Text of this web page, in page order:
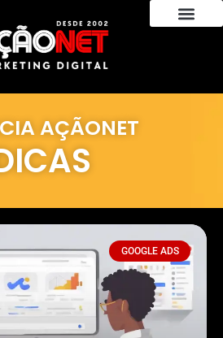
AÇÃONET
GOOGLE ADS